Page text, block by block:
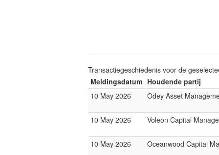
Transactiegeschiedenis voor de
Meldingsdatum Houdende partij
10 May 2026
Odey Asset
10 May 2026 Voleon Capital
10 May 2026 Oceanwood Capital